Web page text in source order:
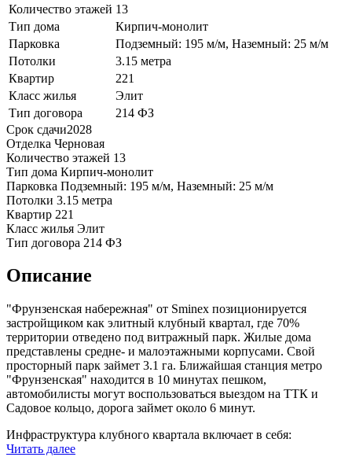
Количество этажей 13
Тип дома
Кирпич-монолит
Парковка
Подземный: 195 м/м, Наземный: 25 м/м
Потолки
3.15 метра
Квартир
221
Класс жилья
Элит
Тип договора
214 ФЗ
Срок сдачи2028
Отделка Черновая
Количество этажей 13
Тип дома Кирпич-монолит
Парковка Подземный: 195 м/м, Наземный: 25 м/м
Потолки 3.15 метра
Квартир 221
Класс жилья Элит
Тип договора 214 ФЗ
Описание
"Фрунзенская набережная" от Sminex позиционируется
застройщиком как элитный клубный квартал, где 70%
территории отведено под витражный парк. Жилые дома
представлены средне- и малоэтажными корпусами. Свой
просторный парк займет 3.1 га. Ближайшая станция метро
"Фрунзенская" находится в 10 минутах пешком,
автомобилисты могут воспользоваться выездом на ТТК и
Садовое кольцо, дорога займет около 6 минут.
Инфраструктура клубного квартала включает в себя:
Читать далее